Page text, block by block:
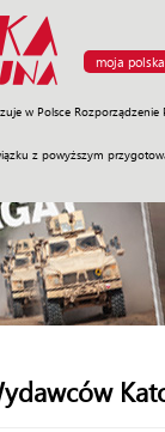
moja
w Polsce
z powyższym
Sprzęt Misje